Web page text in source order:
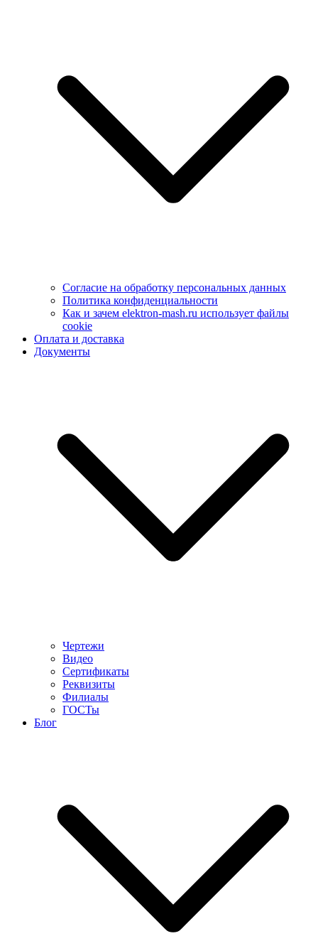
Согласие на обработку персональных данных
Политика конфиденциальности
Как и зачем elektron-mash.ru использует файлы
cookie
Оплата и доставка
Документы
Чертежи
Видео
Сертификаты
Реквизиты
Филиалы
ГОСТы
Блог